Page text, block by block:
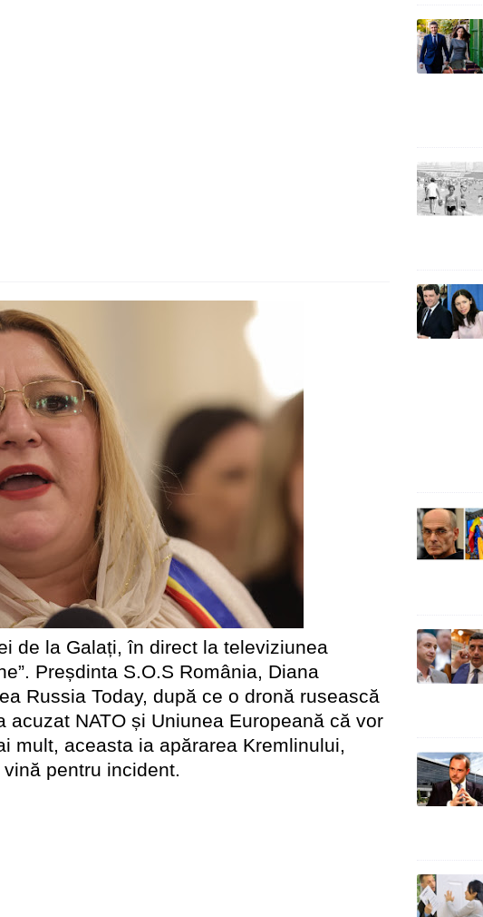
de la Galați, în direct la televiziunea
Preșdinta S.O.S România, Diana
Russia Today, după ce o dronă rusească
NATO și Uniunea Europeană că vor
mult, aceasta ia apărarea Kremlinului,
pentru incident.